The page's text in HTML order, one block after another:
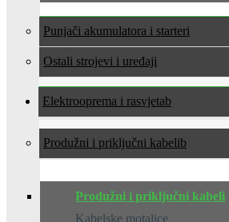
Punjači akumulatora i starteri
Ostali strojevi i uređaji
Elektrooprema i rasvjeta
Produžni i priključni kabeli
Produžni i priključni kabeli
Kabelske motalice